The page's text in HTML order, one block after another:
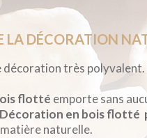
LA DÉCORATION
décoration très
flotté emporte sans
Décoration en bois flotté
naturelle.